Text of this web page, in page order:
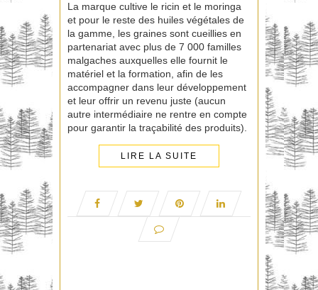
La marque cultive le ricin et le moringa
et pour le reste des huiles végétales de
la gamme, les graines sont cueillies en
partenariat avec plus de 7 000 familles
malgaches auxquelles elle fournit le
matériel et la formation, afin de les
accompagner dans leur développement
et leur offrir un revenu juste (aucun
autre intermédiaire ne rentre en compte
pour garantir la traçabilité des produits).
LIRE LA SUITE